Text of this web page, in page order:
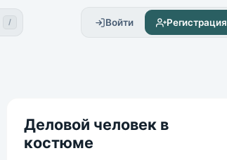
/ Войти Регистрация
Деловой человек в
костюме